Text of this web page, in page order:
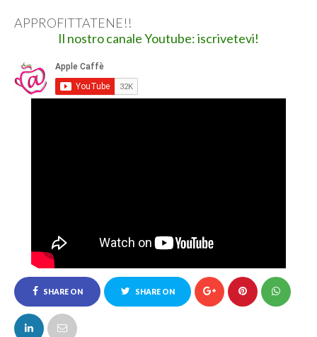
APPROFITTATENE!!
Il nostro canale Youtube: iscrivetevi!
SHARE ON
FACEBOOK
SHARE ON